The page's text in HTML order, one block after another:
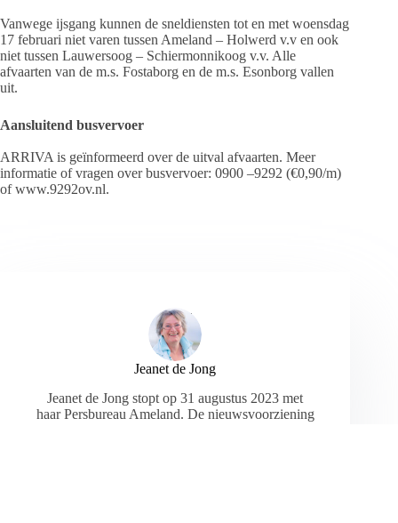
Vanwege ijsgang kunnen de sneldiensten tot en met woensdag
17 februari niet varen tussen Ameland – Holwerd v.v en ook
niet tussen Lauwersoog – Schiermonnikoog v.v. Alle
afvaarten van de m.s. Fostaborg en de m.s. Esonborg vallen
uit.
Aansluitend busvervoer
ARRIVA is geïnformeerd over de uitval afvaarten. Meer
informatie of vragen over busvervoer: 0900 –9292 (€0,90/m)
of www.9292ov.nl.
Jeanet de Jong
Jeanet de Jong stopt op 31 augustus 2023 met
haar Persbureau Ameland. De nieuwsvoorziening